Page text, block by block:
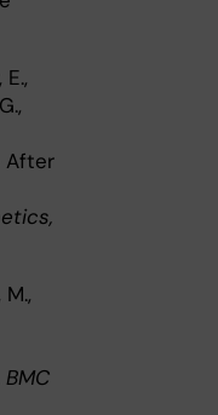
After
BMC